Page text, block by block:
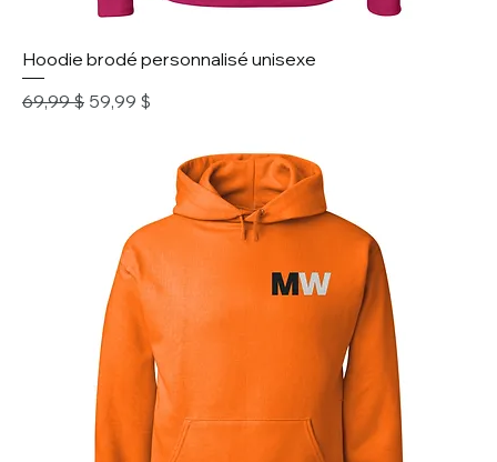
Hoodie brodé personnalisé unisexe
Prix original
69,99 $ Prix promotionnel
59,99 $